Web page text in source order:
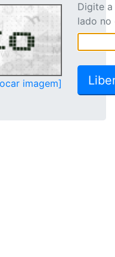
imagem]
Digite
lado no